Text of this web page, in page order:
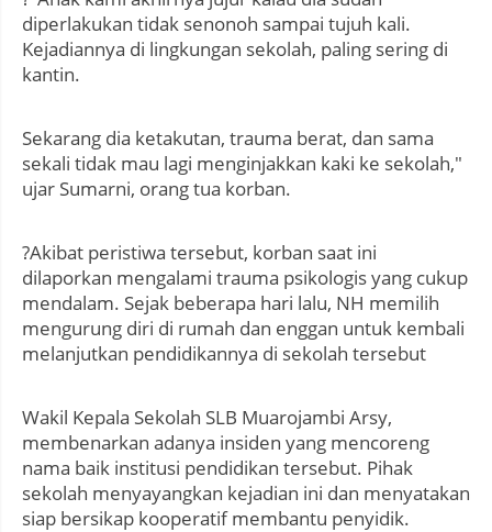
diperlakukan tidak senonoh sampai tujuh kali.
Kejadiannya di lingkungan sekolah, paling sering di
kantin.
Sekarang dia ketakutan, trauma berat, dan sama
sekali tidak mau lagi menginjakkan kaki ke sekolah,"
ujar Sumarni, orang tua korban.
?Akibat peristiwa tersebut, korban saat ini
dilaporkan mengalami trauma psikologis yang cukup
mendalam. Sejak beberapa hari lalu, NH memilih
mengurung diri di rumah dan enggan untuk kembali
melanjutkan pendidikannya di sekolah tersebut
Wakil Kepala Sekolah SLB Muarojambi Arsy,
membenarkan adanya insiden yang mencoreng
nama baik institusi pendidikan tersebut. Pihak
sekolah menyayangkan kejadian ini dan menyatakan
siap bersikap kooperatif membantu penyidik.